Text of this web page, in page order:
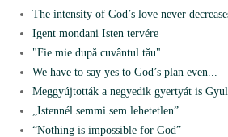
The intensity of God’s love never
Igent mondani Isten tervére
"Fie mie după cuvântul tău"
We have to say yes to God’s plan even...
Meggyújtották a negyedik gyertyát is
„Istennél semmi sem lehetetlen”
“Nothing is impossible for God”